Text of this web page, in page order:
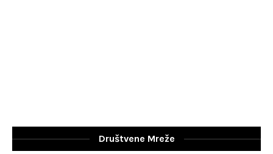
Društvene Mreže